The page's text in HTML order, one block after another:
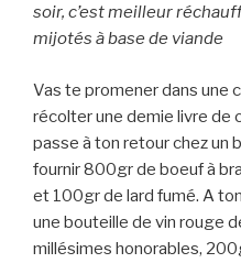
soir, c’est meilleur
mijotés à base de viande
Vas te promener dans une
récolter une demie livre de
passe à ton retour chez un
fournir 800gr de boeuf à
et 100gr de lard fumé. A
une bouteille de vin rouge
millésimes honorables,